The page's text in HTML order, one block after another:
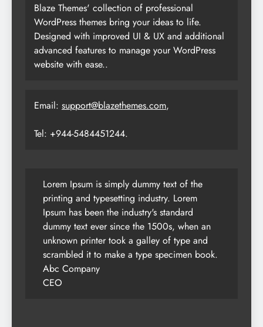
Blaze Themes' collection of professional
WordPress themes bring your ideas to life.
Designed with improved UI & UX and additional
advanced features to manage your WordPress
website with ease..
Email: support@blazethemes.com,
Tel: +944-5484451244.
Lorem Ipsum is simply dummy text of the
printing and typesetting industry. Lorem
Ipsum has been the industry's standard
dummy text ever since the 1500s, when an
unknown printer took a galley of type and
scrambled it to make a type specimen book.
Abc Company
CEO